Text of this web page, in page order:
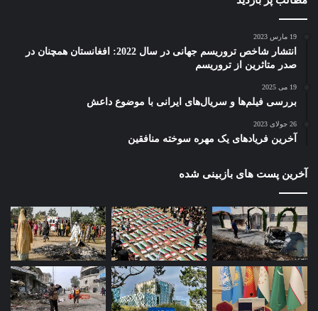
19 مارس 2023
انتشار شاخص تروریسم جهانی در سال 2022: افغانستان همچنان در
صدر متاثرین از تروریسم
19 می 2025
بررسی فیلم‌ها و سریال‌های ایرانی با موضوع داعش
26 جولای 2023
آخرین فریادهای یک مهره سوخته منافقین
آخرین پست های بازبینی شده